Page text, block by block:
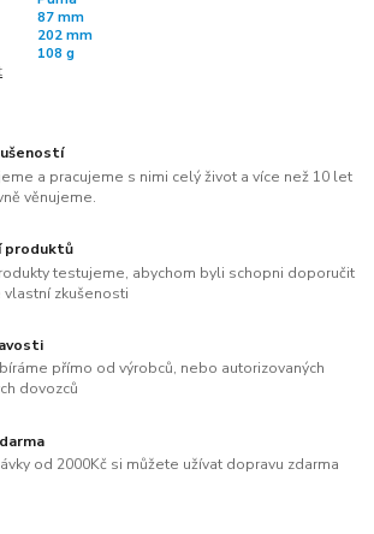
87 mm
202 mm
108 g
a pracujeme s nimi celý život a více než 10 let
věnujeme.
produktů
testujeme, abychom byli schopni doporučit
vlastní zkušenosti
přímo od výrobců, nebo autorizovaných
dovozců
od 2000Kč si můžete užívat dopravu zdarma